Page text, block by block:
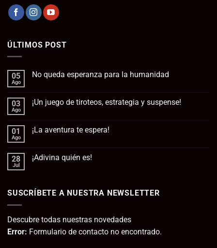
ÚLTIMOS POST
05
Ago
No queda esperanza para la humanidad
en
para
la
03
Ago
¡Un juego de tiroteos, estrategia y suspense!
en
tiroteos,
estrategia
01
Ago
¡La aventura te espera!
en
28
Jul
¡Adivina quién es!
¡Adivina
SUSCRÍBETE A NUESTRA NEWSLETTER
Descubre todas nuestras novedades
Error: Formulario de contacto no encontrado.